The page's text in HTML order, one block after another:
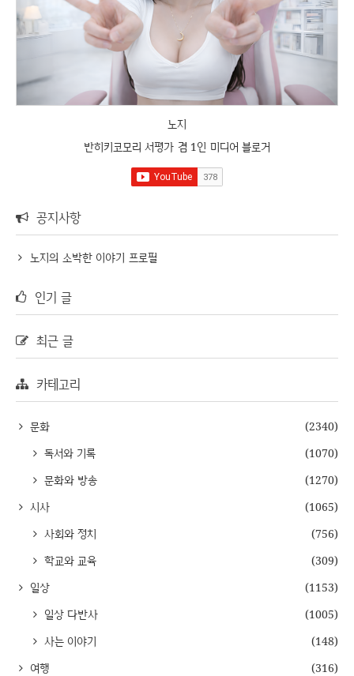
노지
반히키코모리 서평가 겸 1인 미디어 블로거
공지사항
노지의 소박한 이야기 프로필
인기 글
최근 글
카테고리
문화
(2340)
독서와 기록
(1070)
문화와 방송
(1270)
시사
(1065)
사회와 정치
(756)
학교와 교육
(309)
일상
(1153)
일상 다반사
(1005)
사는 이야기
(148)
여행
(316)